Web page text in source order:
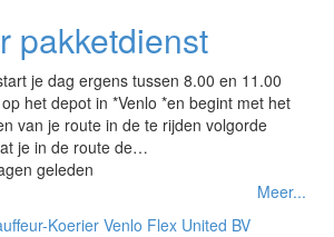
pakketdienst
je dag ergens tussen 8.00 en 11.00
het depot in *Venlo *en begint met het
van je route in de te rijden volgorde
je in de route de…
geleden
Meer...
Koerier Venlo Flex United BV